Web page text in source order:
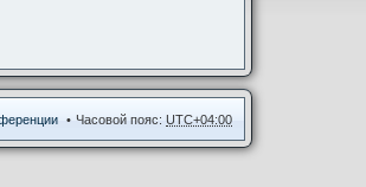
Часовой пояс: UTC+04:00